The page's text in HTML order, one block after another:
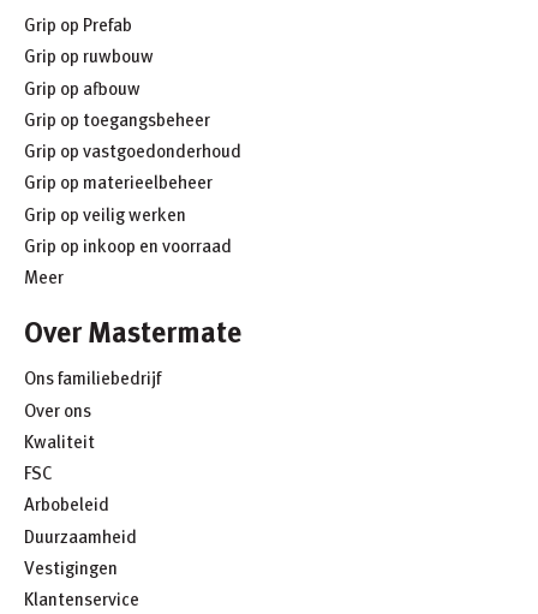
Grip op Prefab
Grip op ruwbouw
Grip op afbouw
Grip op toegangsbeheer
Grip op vastgoedonderhoud
Grip op materieelbeheer
Grip op veilig werken
Grip op inkoop en voorraad
Meer
Over Mastermate
Ons familiebedrijf
Over ons
Kwaliteit
FSC
Arbobeleid
Duurzaamheid
Vestigingen
Klantenservice